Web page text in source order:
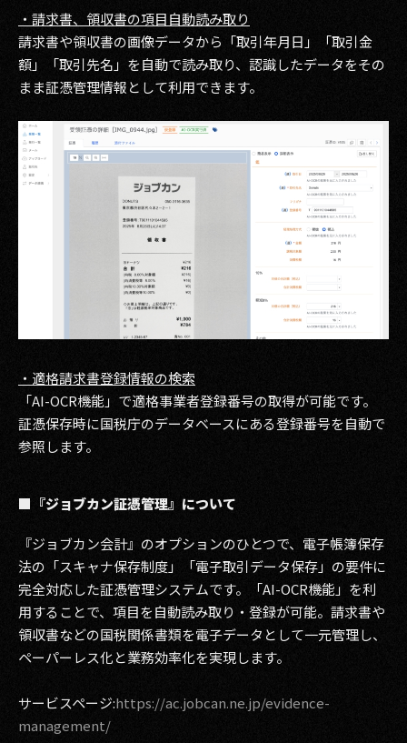
2010
2009
・請求書、領収書の項目自動読み取り
請求書や領収書の画像データから「取引年月日」「取引金
額」「取引先名」を自動で読み取り、認識したデータをその
まま証憑管理情報として利用できます。
・適格請求書登録情報の検索
「AI-OCR機能」で適格事業者登録番号の取得が可能です。
証憑保存時に国税庁のデータベースにある登録番号を自動で
参照します。
■『ジョブカン証憑管理』について
『ジョブカン会計』のオプションのひとつで、電子帳簿保存
法の「スキャナ保存制度」「電子取引データ保存」の要件に
完全対応した証憑管理システムです。「AI-OCR機能」を利
用することで、項目を自動読み取り・登録が可能。請求書や
領収書などの国税関係書類を電子データとして一元管理し、
ペーパーレス化と業務効率化を実現します。
サービスページ:https://ac.jobcan.ne.jp/evidence-
management/